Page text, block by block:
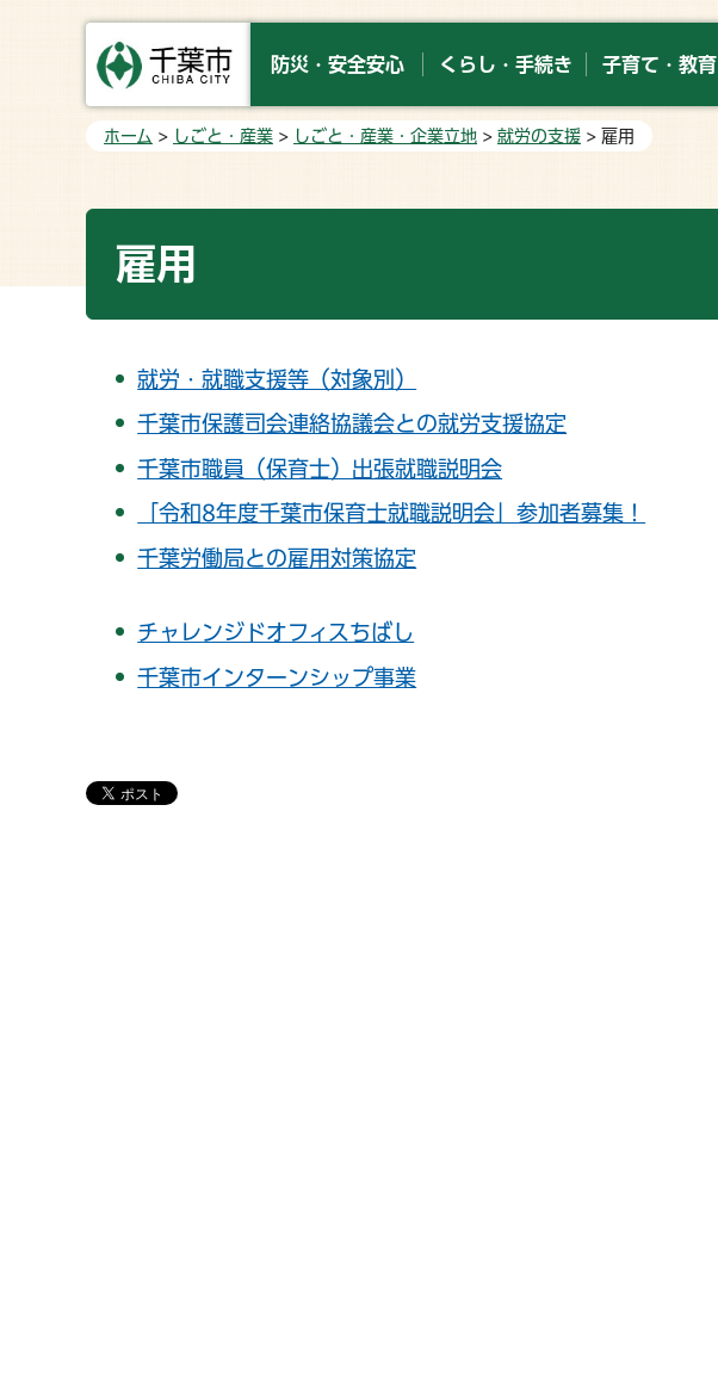
防災・安全安心 くらし・手続き 子育て・教育
ホーム > しごと・産業 > しごと・産業・企業立地 > 就労の支援 > 雇用
雇用
就労・就職支援等（対象別）
千葉市保護司会連絡協議会との就労支援協定
千葉市職員（保育士）出張就職説明会
「令和8年度千葉市保育士就職説明会」参加者募集！
千葉労働局との雇用対策協定
チャレンジドオフィスちばし
千葉市インターンシップ事業